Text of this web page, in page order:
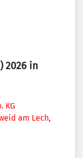
2026 in
KG
am Lech,